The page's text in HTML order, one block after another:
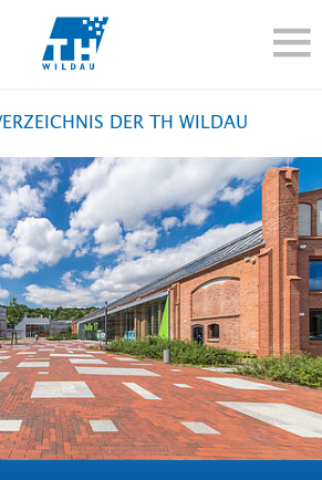
TH-
TRANSFER
Anfahrt Webmail Moodle
Personensuche English
DER TH WILDAU